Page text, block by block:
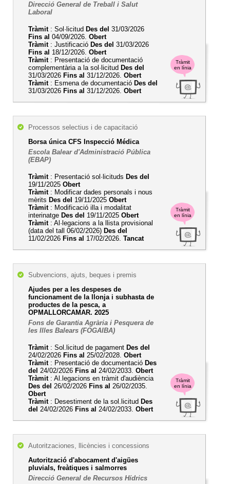
Tràmit
en línia
Direcció General de Treball i Salut
Laboral
Tràmit: Sol·licitud Des del 31/03/2026
Fins al 04/09/2026. Obert
Tràmit: Justificació Des del 31/03/2026
Fins al 18/12/2026. Obert
Tràmit: Presentació de documentació
complementària a la sol·licitud Des del
31/03/2026 Fins al 31/12/2026. Obert
Tràmit: Esmena de documentació Des del
31/03/2026 Fins al 31/12/2026. Obert
Tràmit
en línia
Processos selectius i de capacitació
Borsa única CFS Inspecció Médica
Escola Balear d'Administració Pública
(EBAP)
Tràmit: Presentació sol·licituds Des del
19/11/2025 Obert
Tràmit: Modificar dades personals i nous
mèrits Des del 19/11/2025 Obert
Tràmit: Modificació illa i modalitat
interinatge Des del 19/11/2025 Obert
Tràmit: Al·legacions a la llista provisional
(data del tall 06/02/2026) Des del
11/02/2026 Fins al 17/02/2026. Tancat
Tràmit
en línia
Subvencions, ajuts, beques i premis
Ajudes per a les despeses de
funcionament de la llonja i subhasta de
productes de la pesca, a
OPMALLORCAMAR. 2025
Fons de Garantia Agrària i Pesquera de
les Illes Balears (FOGAIBA)
Tràmit: Sol.licitud de pagament Des del
24/02/2026 Fins al 25/02/2028. Obert
Tràmit: Presentació de documentació Des
del 24/02/2026 Fins al 24/02/2033. Obert
Tràmit: Al.legacions en tràmit d'audiència
Des del 26/02/2026 Fins al 26/02/2035.
Obert
Tràmit: Desestiment de la sol.licitud Des
del 24/02/2026 Fins al 24/02/2033. Obert
Autoritzaciones, llicències i concessions
Autorització d'abocament d'aigües
pluvials, freàtiques i salmorres
Direcció General de Recursos Hídrics